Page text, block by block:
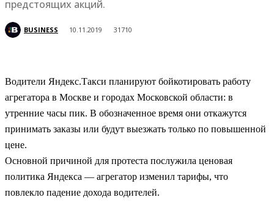
предстоящих акций.
BUSINESS 10.11.2019 31710
Водители Яндекс.Такси планируют бойкотировать работу
агрегатора в Москве и городах Московской области: в
утренние часы пик. В обозначенное время они откажутся
принимать заказы или будут выезжать только по повышенной
цене.
Основной причиной для протеста послужила ценовая
политика Яндекса — агрегатор изменил тарифы, что
повлекло падение дохода водителей.